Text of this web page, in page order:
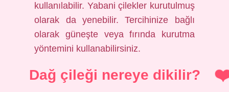
kullanılabilir. Yabani çilekler kurutulmuş
olarak da yenebilir. Tercihinize bağlı
olarak güneşte veya fırında kurutma
yöntemini kullanabilirsiniz.
Dağ çileği nereye dikilir?